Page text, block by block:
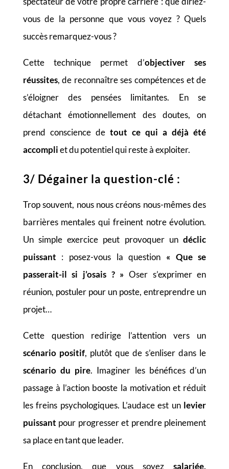
vous de la personne que vous voyez ? Quels
succès remarquez-vous ?
Cette technique permet d’objectiver ses
réussites, de reconnaître ses compétences et de
s’éloigner des pensées limitantes. En se
détachant émotionnellement des doutes, on
prend conscience de tout ce qui a déjà été
accompliet du potentiel qui reste à exploiter.
3/ Dégainer la question-clé :
Trop souvent, nous nous créons nous-mêmes des
barrières mentales qui freinent notre évolution.
Un simple exercice peut provoquer undéclic
puissant : posez-vous la question « Que se
passerait-il si j’osais ? » Oser s’exprimer en
réunion, postuler pour un poste, entreprendre un
projet…
Cette question redirige l’attention vers un
scénario positif, plutôt que de s’enliser dans le
scénario du pire. Imaginer les bénéfices d’un
passage à l’action booste la motivation et réduit
les freins psychologiques. L’audace est un levier
puissant pour progresser et prendre pleinement
sa place en tant que leader.
En conclusion, que vous soyezsalariée,